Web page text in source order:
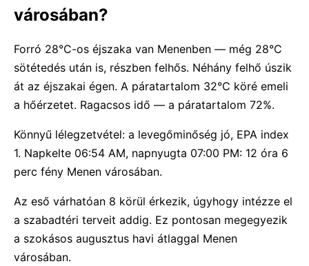
városában?
Forró 28°C-os éjszaka van Menenben — még 28°C
sötétedés után is, részben felhős. Néhány felhő úszik
át az éjszakai égen. A páratartalom 32°C köré emeli
a hőérzetet. Ragacsos idő — a páratartalom 72%.
Könnyű lélegzetvétel: a levegőminőség jó, EPA index
1. Napkelte 06:54 AM, napnyugta 07:00 PM: 12 óra 6
perc fény Menen városában.
Az eső várhatóan 8 körül érkezik, úgyhogy intézze el
a szabadtéri terveit addig. Ez pontosan megegyezik
a szokásos augusztus havi átlaggal Menen
városában.